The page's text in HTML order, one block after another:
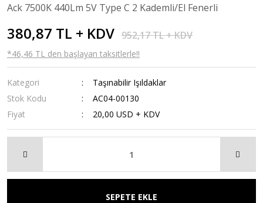
Ack 7500K 440Lm 5V Type C 2 Kademli/El Fenerli
380,87 TL + KDV 952,17 TL + KDV
*46,46 TL den başlayan taksitlerle!!
Kategori
Taşınabilir Işıldaklar
Stok Kodu
AC04-00130
Fiyat
20,00 USD + KDV
SEPETE EKLE